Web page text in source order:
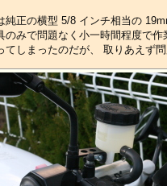
純正の横型 5/8 インチ相当の
みで問題なく小一時間程度で作
しまったのだが、 取りあえず